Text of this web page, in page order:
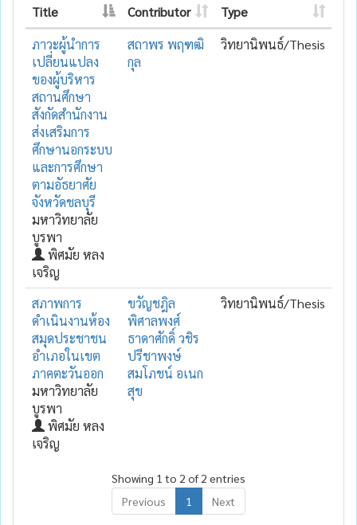
Title Contributor
Type
ภาวะผู้นำการ
เปลี่ยนแปลง
ของผู้บริหาร
สถานศึกษา
สังกัดสำนักงาน
ส่งเสริมการ
ศึกษานอกระบบ
และการศึกษา
ตามอัธยาศัย
จังหวัดชลบุรี
มหาวิทยาลัย
บูรพา
พิศมัย หลง
เจริญ
สถาพร พฤฑฒิ
กุล
วิทยานิพนธ์/Thesis
สภาพการ
ดำเนินงานห้อง
สมุดประชาชน
อำเภอในเขต
ภาคตะวันออก
มหาวิทยาลัย
บูรพา
พิศมัย หลง
เจริญ
ขวัญชฎิล
พิศาลพงศ์
ธาดาศักดิ์ วชิร
ปรีชาพงษ์
สมโภชน์ อเนก
สุข
วิทยานิพนธ์/Thesis
Showing 1 to 2 of 2 entries
Previous
1 Next